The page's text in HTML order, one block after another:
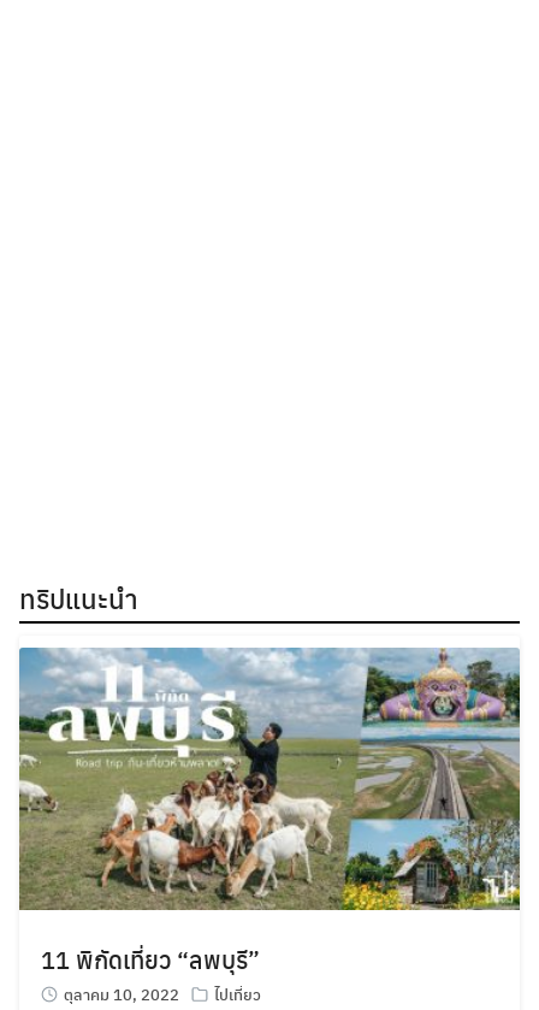
ทริปแนะนำ
11 พิกัดเที่ยว “ลพบุรี”
ตุลาคม 10, 2022 ไปเที่ยว